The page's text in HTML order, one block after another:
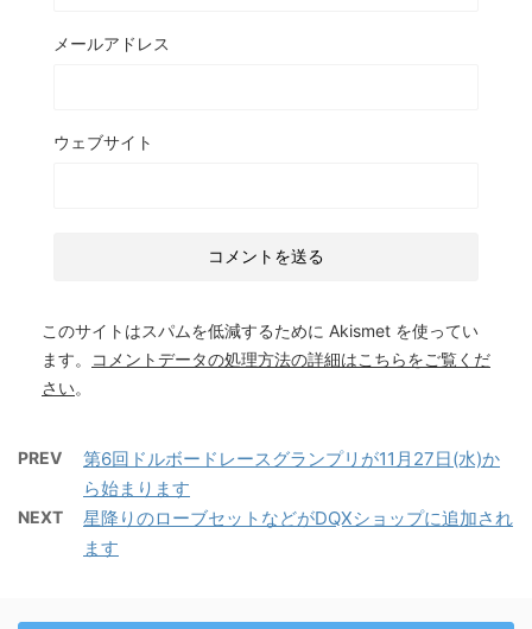
メールアドレス
ウェブサイト
このサイトはスパムを低減するために Akismet を使ってい
ます。
コメントデータの処理方法の詳細はこちらをご覧くだ
さい。
PREV
第6回ドルボードレースグランプリが11月27日(水)か
ら始まります
NEXT
星降りのローブセットなどがDQXショップに追加され
ます